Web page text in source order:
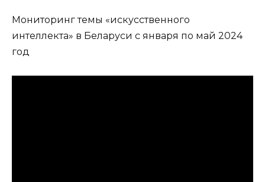
Мониторинг темы «искусственного
интеллекта» в Беларуси с января по май 2024
год